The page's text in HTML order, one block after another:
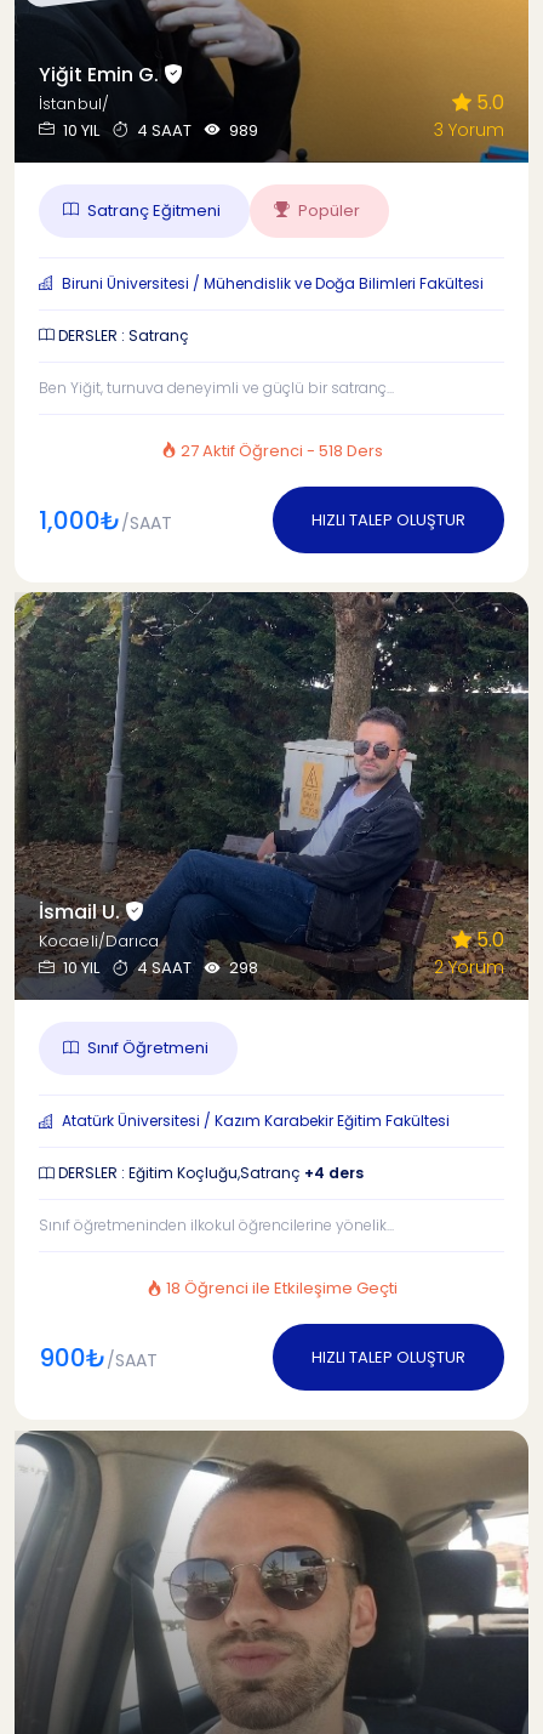
Yiğit Emin G.
İstanbul/
10 YIL
4 SAAT 989
5.0
3 Yorum
Satranç Eğitmeni Popüler
Biruni Üniversitesi / Mühendislik ve Doğa Bilimleri Fakültesi
DERSLER : Satranç
Ben Yiğit, turnuva deneyimli ve güçlü bir satranç...
27 Aktif Öğrenci - 518 Ders
1,000₺/SAAT HIZLI TALEP OLUŞTUR
İsmail U.
Kocaeli/Darıca
10 YIL
4 SAAT 298
5.0
2 Yorum
Sınıf Öğretmeni
Atatürk Üniversitesi / Kazım Karabekir Eğitim Fakültesi
DERSLER : Eğitim Koçluğu,Satranç +4 ders
Sınıf öğretmeninden ilkokul öğrencilerine yönelik...
18 Öğrenci ile Etkileşime Geçti
900₺/SAAT HIZLI TALEP OLUŞTUR